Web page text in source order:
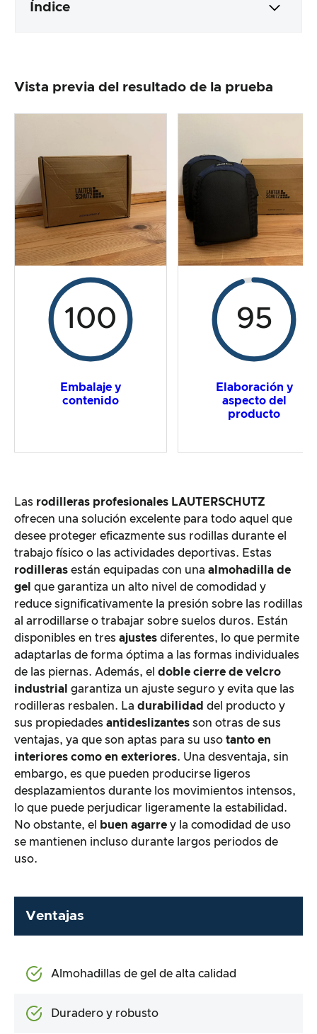
Índice
Elaboración y aspecto del producto
Relación calidad/precio
Resultado global
Vista previa del resultado de la prueba
100
Embalaje y
contenido
95
Elaboración y
aspecto del
producto
Las rodilleras profesionales LAUTERSCHUTZ
ofrecen una solución excelente para todo aquel que
desee proteger eficazmente sus rodillas durante el
trabajo físico o las actividades deportivas. Estas
rodilleras están equipadas con una almohadilla de
gel que garantiza un alto nivel de comodidad y
reduce significativamente la presión sobre las rodillas
al arrodillarse o trabajar sobre suelos duros. Están
disponibles en tres ajustes diferentes, lo que permite
adaptarlas de forma óptima a las formas individuales
de las piernas. Además, el doble cierre de velcro
industrial garantiza un ajuste seguro y evita que las
rodilleras resbalen. La durabilidad del producto y
sus propiedades antideslizantes son otras de sus
ventajas, ya que son aptas para su uso tanto en
interiores como en exteriores. Una desventaja, sin
embargo, es que pueden producirse ligeros
desplazamientos durante los movimientos intensos,
lo que puede perjudicar ligeramente la estabilidad.
No obstante, el
buen agarre y la comodidad de uso
se mantienen incluso durante largos periodos de
uso.
Ventajas
Almohadillas de gel de alta calidad
Duradero y robusto